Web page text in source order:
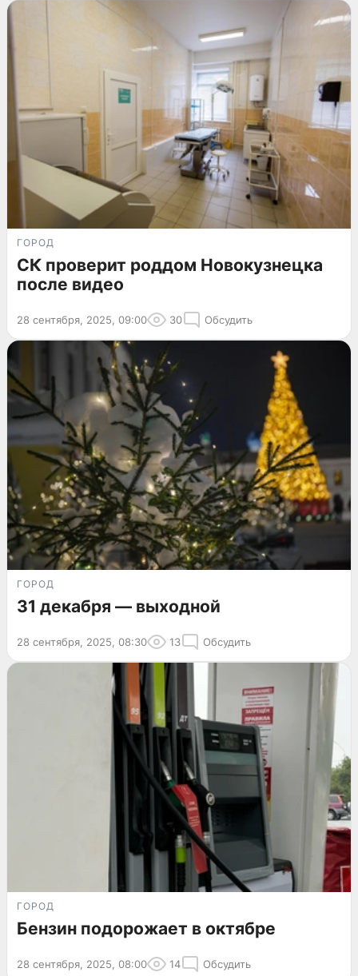
ГОРОД
СК проверит роддом Новокузнецка
после видео
28 сентября, 2025, 09:00 30 Обсудить
ГОРОД
31 декабря — выходной
28 сентября, 2025, 08:30 13 Обсудить
ГОРОД
Бензин подорожает в октябре
28 сентября, 2025, 08:00 14 Обсудить